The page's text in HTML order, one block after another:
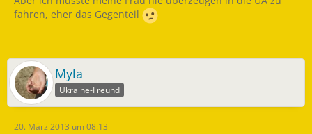
fahren, eher das Gegenteil
Myla
Ukraine-Freund
20. März 2013 um 08:13